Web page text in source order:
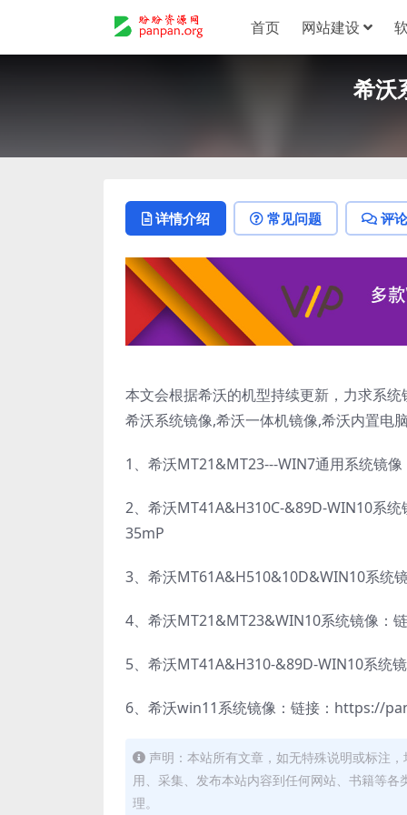
首页 网站建设
希沃
详情介绍 常见问题 评
本文会根据希沃的机型持续更新，力求系统
希沃系统镜像,希沃一体机镜像,希沃内置电
1、希沃MT21&MT23---WIN7通用系统镜
2、希沃MT41A&H310C-&89D-WIN10系
35mP
3、希沃MT61A&H510&10D&WIN10系
4、希沃MT21&MT23&WIN10系统镜像
5、希沃MT41A&H310-&89D-WIN10系
6、希沃win11系统镜像：链接：https://
声明：本站所有文章，如无特殊说明或标注
用、采集、发布本站内容到任何网站、书籍等
理。